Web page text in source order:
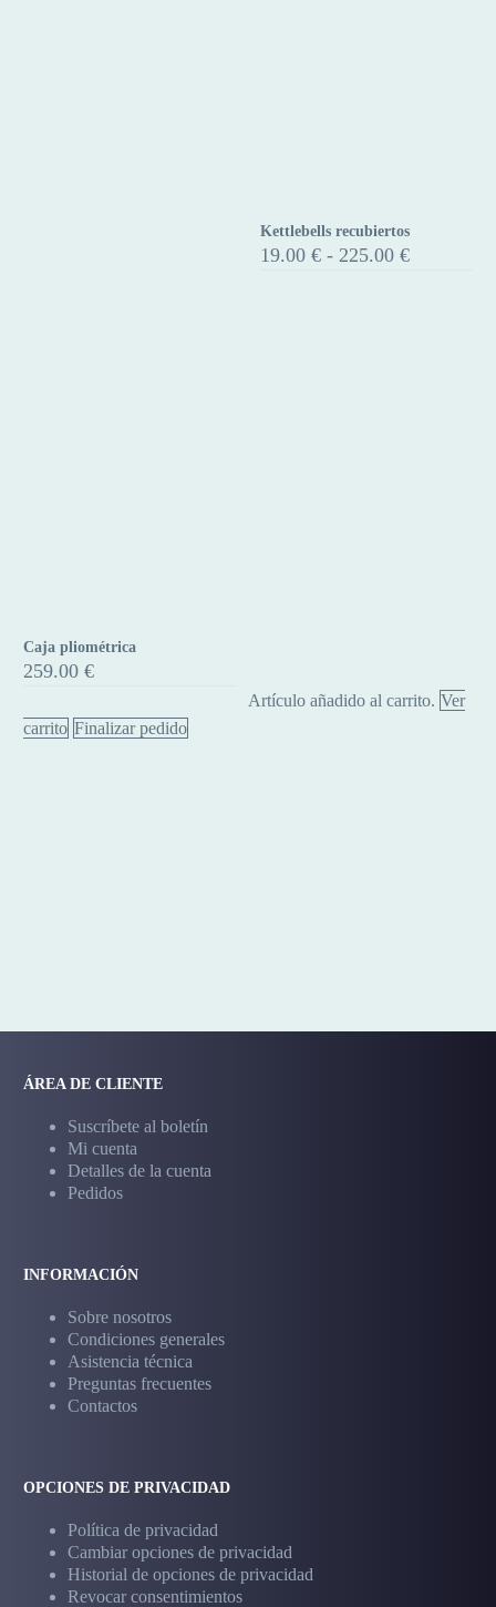
Caja
pliométrica
Caja pliométrica
259.00 €
Kettlebells
recubiertos
Kettlebells recubiertos
19.00 € - 225.00 €Rango
Artículo añadido al carrito. Ver
carrito Finalizar pedido
ÁREA DE CLIENTE
Suscríbete al boletín
Mi cuenta
Detalles de la cuenta
Pedidos
INFORMACIÓN
Sobre nosotros
Condiciones generales
Asistencia técnica
Preguntas frecuentes
Contactos
OPCIONES DE PRIVACIDAD
Política de privacidad
Cambiar opciones de privacidad
Historial de opciones de privacidad
Revocar consentimientos